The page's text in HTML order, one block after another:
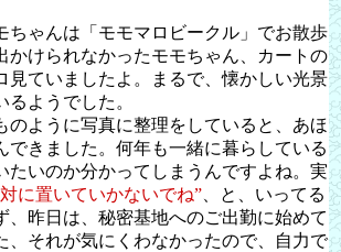
ゃんは「モモマロビークル」でお散歩
かけられなかったモモちゃん、カートの
見ていましたよ。まるで、懐かしい光景
ようでした。
ように写真に整理をしていると、あほ
できました。何年も一緒に暮らしている
たいのか分かってしまうんですよね。実
に置いていかないでね”、と、いってる
、昨日は、秘密基地へのご出勤に始めて
、それが気にくわなかったので、自力で